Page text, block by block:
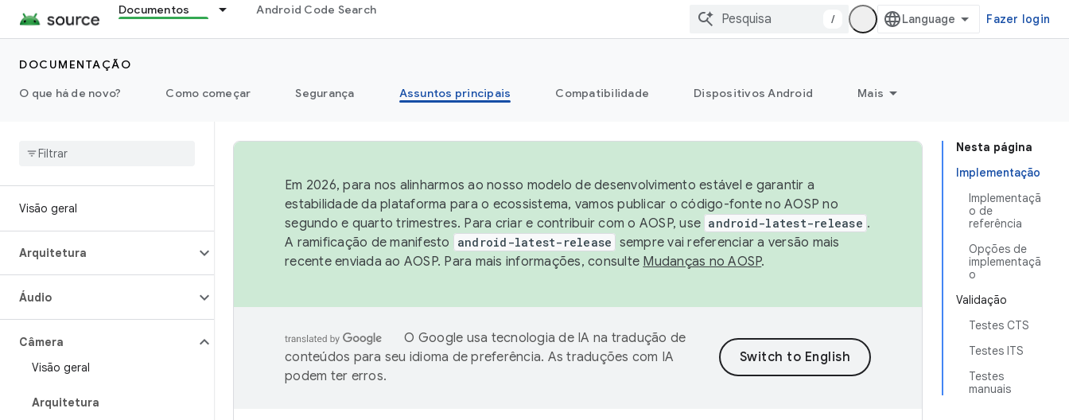
Documentos Android Code Search
/ Fazer login
DOCUMENTAÇÃO
O que há de novo?
Como começar Segurança Assuntos principais Compatibilidade Dispositivos Android Mais
Visão geral
Arquitetura
Áudio
Câmera
Visão geral
Arquitetura
Nesta página
Implementação
Implementaçã
o de
referência
Opções de
implementaçã
o
Validação
Testes CTS
Testes ITS
Testes
manuais
Em 2026, para nos alinharmos ao nosso modelo de desenvolvimento estável e garantir a
estabilidade da plataforma para o ecossistema, vamos publicar o código-fonte no AOSP no
segundo e quarto trimestres. Para criar e contribuir com o AOSP, use android-latest-release .
A ramificação de manifesto
android-latest-release sempre vai referenciar a versão mais
recente enviada ao AOSP. Para mais informações, consulte Mudanças no AOSP.
O Google usa tecnologia de IA na tradução de
conteúdos para seu idioma de preferência. As traduções com IA
podem ter erros.